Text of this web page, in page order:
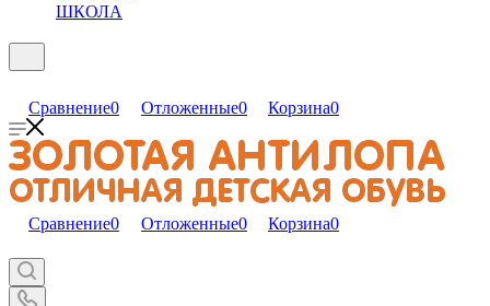
ШКОЛА
Сравнение0 Отложенные0 Корзина0
Сравнение0 Отложенные0 Корзина0